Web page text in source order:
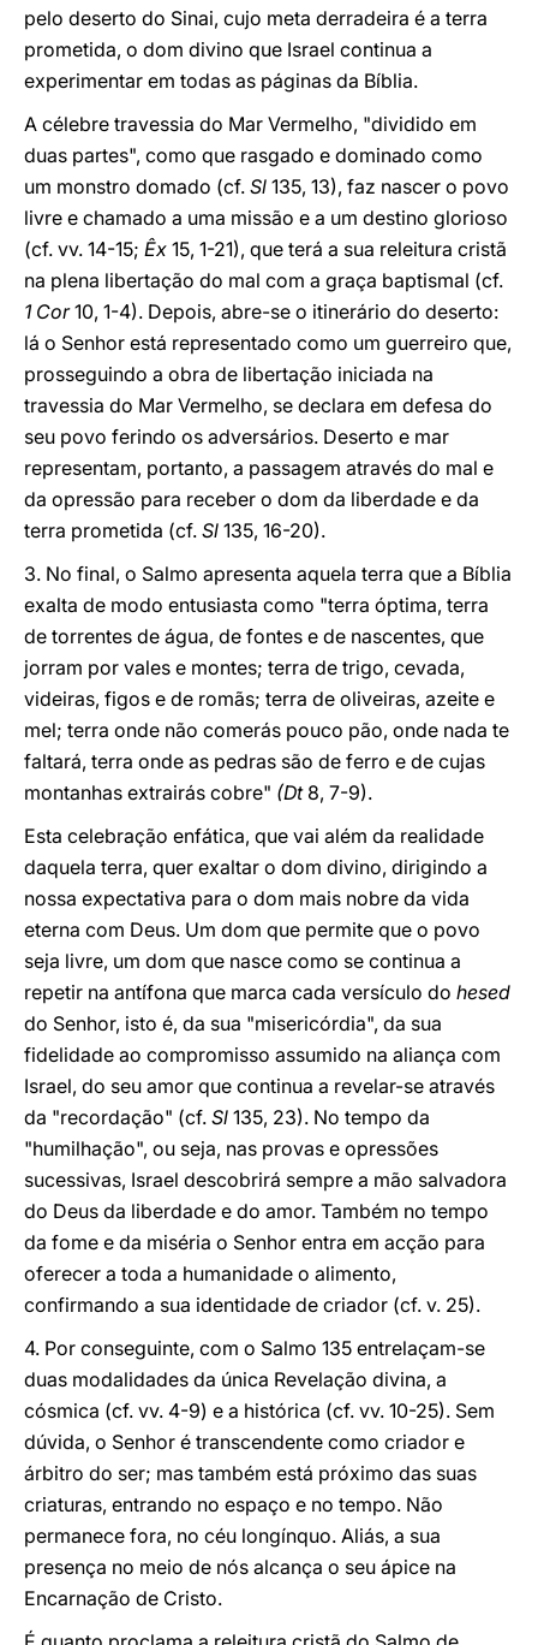
pelo deserto do Sinai, cujo meta derradeira é a terra
prometida, o dom divino que Israel continua a
experimentar em todas as páginas da Bíblia.
A célebre travessia do Mar Vermelho, "dividido em
duas partes", como que rasgado e dominado como
um monstro domado (cf. Sl 135, 13), faz nascer o povo
livre e chamado a uma missão e a um destino glorioso
(cf. vv. 14-15; Êx 15, 1-21), que terá a sua releitura cristã
na plena libertação do mal com a graça baptismal (cf.
1 Cor10, 1-4). Depois, abre-se o itinerário do deserto:
lá o Senhor está representado como um guerreiro que,
prosseguindo a obra de libertação iniciada na
travessia do Mar Vermelho, se declara em defesa do
seu povo ferindo os adversários. Deserto e mar
representam, portanto, a passagem através do mal e
da opressão para receber o dom da liberdade e da
terra prometida (cf. Sl 135, 16-20).
3. No final, o Salmo apresenta aquela terra que a Bíblia
exalta de modo entusiasta como "terra óptima, terra
de torrentes de água, de fontes e de nascentes, que
jorram por vales e montes; terra de trigo, cevada,
videiras, figos e de romãs; terra de oliveiras, azeite e
mel; terra onde não comerás pouco pão, onde nada te
faltará, terra onde as pedras são de ferro e de cujas
montanhas extrairás cobre" (Dt8, 7-9).
Esta celebração enfática, que vai além da realidade
daquela terra, quer exaltar o dom divino, dirigindo a
nossa expectativa para o dom mais nobre da vida
eterna com Deus. Um dom que permite que o povo
seja livre, um dom que nasce como se continua a
repetir na antífona que marca cada versículo do hesed
do Senhor, isto é, da sua "misericórdia", da sua
fidelidade ao compromisso assumido na aliança com
Israel, do seu amor que continua a revelar-se através
da "recordação" (cf. Sl 135, 23). No tempo da
"humilhação", ou seja, nas provas e opressões
sucessivas, Israel descobrirá sempre a mão salvadora
do Deus da liberdade e do amor. Também no tempo
da fome e da miséria o Senhor entra em acção para
oferecer a toda a humanidade o alimento,
confirmando a sua identidade de criador (cf. v. 25).
4. Por conseguinte, com o Salmo 135 entrelaçam-se
duas modalidades da única Revelação divina, a
cósmica (cf. vv. 4-9) e a histórica (cf. vv. 10-25). Sem
dúvida, o Senhor é transcendente como criador e
árbitro do ser; mas também está próximo das suas
criaturas, entrando no espaço e no tempo. Não
permanece fora, no céu longínquo. Aliás, a sua
presença no meio de nós alcança o seu ápice na
Encarnação de Cristo.